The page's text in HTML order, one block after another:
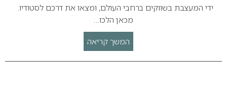
ידי המעצבת בשווקים ברחבי העולם, ומצאו את דרכם לסטודיו.
מכאן הלכו…
המשך קריאה